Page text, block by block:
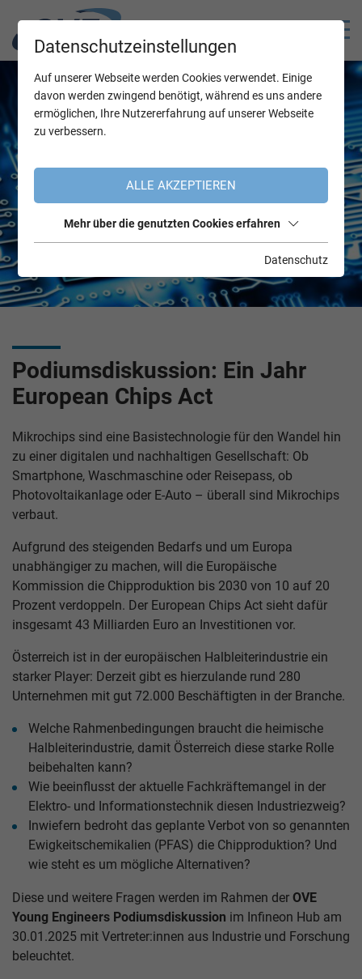
Podiumsdiskussion: Ein Jahr
European Chips Act
Mikrochips sind eine Basistechnologie für den Wandel hin
zu einer digitalen und nachhaltigen Gesellschaft: Ob
Smartphone, Waschmaschine oder Reisepass, ob
Photovoltaikanlage oder E-Auto – überall sind Mikrochips
verbaut.
Aufgrund des steigenden Bedarfs und um Europa
unabhängiger zu machen, will die Europäische
Kommission die Chipproduktion bis 2030 von 10 auf 20
Prozent verdoppeln. Der European Chips Act sieht dafür
insgesamt 43 Milliarden Euro an Investitionen vor.
Österreich ist in der europäischen Halbleiterindustrie ein
starker Player: Derzeit gibt es hierzulande rund 280
Unternehmen mit gut 72.000 Beschäftigten in der Branche.
Welche Rahmenbedingungen braucht die heimische
Halbleiterindustrie, damit Österreich diese starke Rolle
beibehalten kann?
Wie beeinflusst der aktuelle Fachkräftemangel in der
Elektro- und Informationstechnik diesen Industriezweig?
Inwiefern bedroht das geplante Verbot von so genannten
Ewigkeitschemikalien (PFAS) die Chipproduktion? Und
wie steht es um mögliche Alternativen?
Diese und weitere Fragen werden im Rahmen der OVE
Young Engineers Podiumsdiskussion im Infineon Hub am
30.01.2025 mit Vertreter:innen aus Industrie und Forschung
beleuchtet.
Datenschutzeinstellungen
Auf unserer Webseite werden Cookies verwendet. Einige
davon werden zwingend benötigt, während es uns andere
ermöglichen, Ihre Nutzererfahrung auf unserer Webseite
zu verbessern.
ALLE AKZEPTIEREN
Mehr über die genutzten Cookies erfahren
Datenschutz